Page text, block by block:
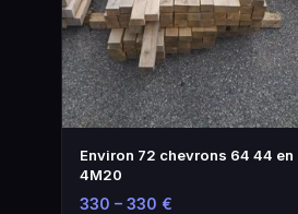
Environ 72 chevrons 64 44 en
4M20
330 – 330 €